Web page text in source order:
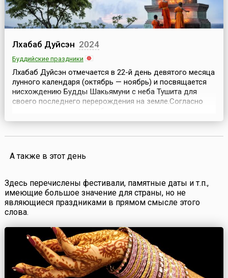
Лхабаб Дуйсэн 2024
Буддийские праздники
Лхабаб Дуйсэн отмечается в 22-й день девятого месяца
лунного календаря (октябрь — ноябрь) и посвящается
нисхождению Будды Шакьямуни с неба Тушита для
своего последнего перерождения на земле.Согласно
воплощение, Будда Шакьямуни находился на небе
А также в этот день
Здесь перечислены фестивали, памятные даты и т.п.,
имеющие большое значение для страны, но не
являющиеся праздниками в прямом смысле этого
слова.